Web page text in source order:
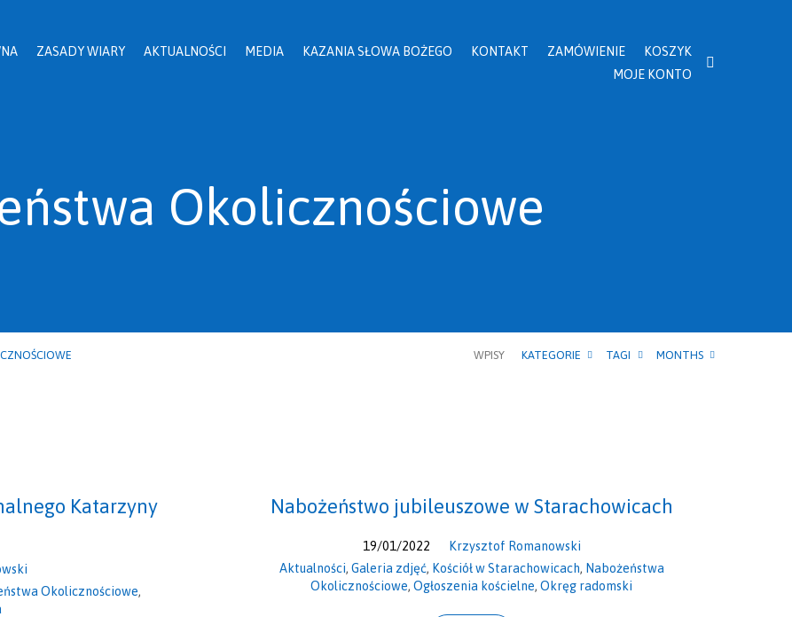
ZASADY WIARY AKTUALNOŚCI MEDIA KAZANIA SŁOWA BOŻEGO KONTAKT ZAMÓWIENIE
KOSZYK
MOJE KONTO
Okolicznościowe
WPISY KATEGORIE TAGI MONTHS
Katarzyny
Okolicznościowe,
Nabożeństwo jubileuszowe w Starachowicach
19/01/2022
Krzysztof Romanowski
Aktualności, Galeria zdjęć, Kościół w Starachowicach, Nabożeństwa
Okolicznościowe,Ogłoszenia kościelne,Okręg radomski